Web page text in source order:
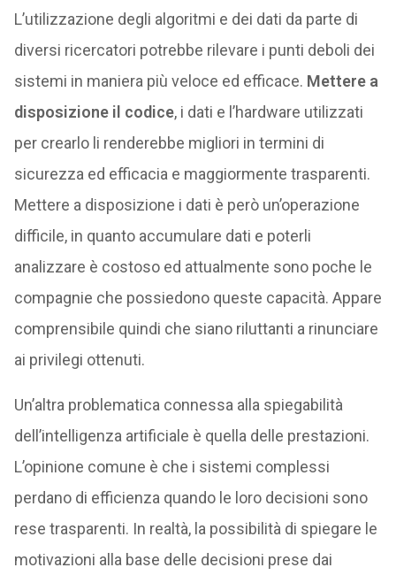
L’utilizzazione degli algoritmi e dei dati da parte di
diversi ricercatori potrebbe rilevare i punti deboli dei
sistemi in maniera più veloce ed efficace. Mettere a
disposizione il codice, i dati e l’hardware utilizzati
per crearlo li renderebbe migliori in termini di
sicurezza ed efficacia e maggiormente trasparenti.
Mettere a disposizione i dati è però un’operazione
difficile, in quanto accumulare dati e poterli
analizzare è costoso ed attualmente sono poche le
compagnie che possiedono queste capacità. Appare
comprensibile quindi che siano riluttanti a rinunciare
ai privilegi ottenuti.
Un’altra problematica connessa alla spiegabilità
dell’intelligenza artificiale è quella delle prestazioni.
L’opinione comune è che i sistemi complessi
perdano di efficienza quando le loro decisioni sono
rese trasparenti. In realtà, la possibilità di spiegare le
motivazioni alla base delle decisioni prese dai